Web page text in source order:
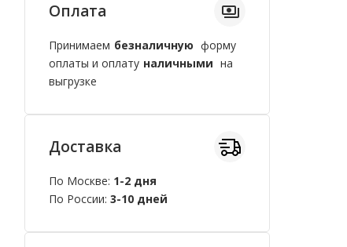
Оплата
Принимаем безналичную форму
оплаты и оплату наличными на
выгрузке
Доставка
По Москве: 1-2 дня
По России: 3-10 дней